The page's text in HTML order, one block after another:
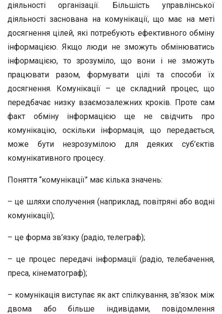
діяльності організації. Більшість управлінської
діяльності заснована на комунікації, що має на меті
досягнення цілей, які потребують ефективного обміну
інформацією. Якщо люди не зможуть обмінюватись
інформацією, то зрозуміло, що вони і не зможуть
працювати разом, формувати цілі та способи їх
досягнення. Комунікації – це складний процес, що
передбачає низку взаємозалежних кроків. Проте сам
факт обміну інформацією ще не свідчить про
комунікацію, оскільки інформація, що передається,
може бути незрозумілою для деяких суб’єктів
комунікативного процесу.
Поняття “комунікації” має кілька значень:
– це шляхи сполучення (наприклад, повітряні або водні
комунікації);
– це форма зв’язку (радіо, телеграф);
– це процес передачі інформації (радіо, телебачення,
преса, кінематограф);
– комунікація виступає як акт спілкування, зв’язок між
двома або більше індивідами, повідомлення